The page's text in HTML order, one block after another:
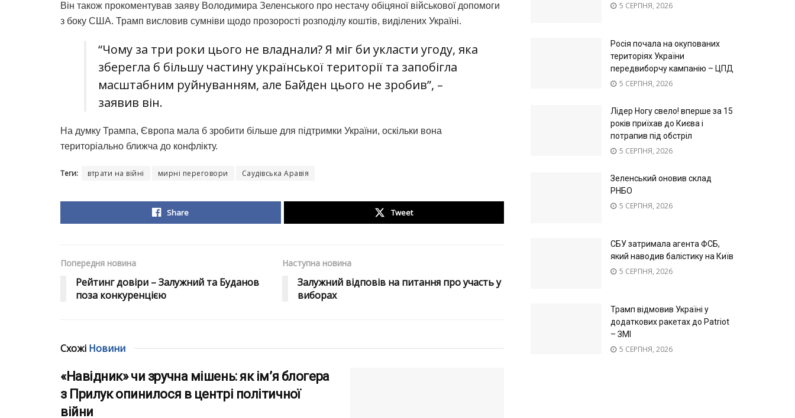
Він також прокоментував заяву Володимира Зеленського про нестачу обіцяної військової допомоги
з боку США. Трамп висловив сумніви щодо прозорості розподілу коштів, виділених Україні.
“Чому за три роки цього не владнали? Я міг би укласти угоду, яка
зберегла б більшу частину української території та запобігла
масштабним руйнуванням, але Байден цього не зробив”, –
заявив він.
На думку Трампа, Європа мала б зробити більше для підтримки України, оскільки вона
територіально ближча до конфлікту.
Теги: втрати на війні мирні переговори Саудівська Аравія
Share Tweet
Попередня новина
Рейтинг довіри – Залужний та Буданов
поза конкуренцією
Наступна новина
Залужний відповів на питання про участь у
виборах
Схожі Новини
«Навідник» чи зручна мішень: як ім’я блогера
з Прилук опинилося в центрі політичної
війни
5 СЕРПНЯ, 2026
Росія почала на окупованих
територіях України
передвиборчу кампанію – ЦПД
5 СЕРПНЯ, 2026
Лідер Ногу свело! вперше за 15
років приїхав до Києва і
потрапив під обстріл
5 СЕРПНЯ, 2026
Зеленський оновив склад
РНБО
5 СЕРПНЯ, 2026
СБУ затримала агента ФСБ,
який наводив балістику на Київ
5 СЕРПНЯ, 2026
Трамп відмовив Україні у
додаткових ракетах до Patriot
– ЗМІ
5 СЕРПНЯ, 2026